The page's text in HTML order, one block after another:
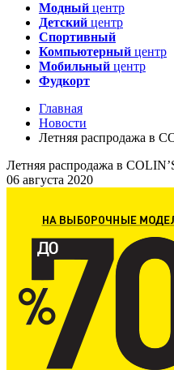
Модный центр
Детский центр
Спортивный
Компьютерный центр
Мобильный центр
Фудкорт
Главная
Новости
Летняя распродажа в
Летняя распродажа в
06 августа 2020